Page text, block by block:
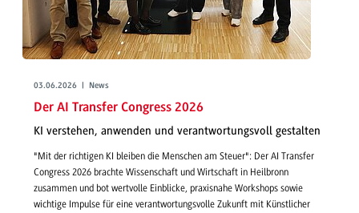
03.06.2026 | News
Der AI Transfer Congress 2026
KI verstehen, anwenden und verantwortungsvoll gestalten
"Mit der richtigen KI bleiben die Menschen am Steuer": Der AI Transfer
Congress 2026 brachte Wissenschaft und Wirtschaft in Heilbronn
zusammen und bot wertvolle Einblicke, praxisnahe Workshops sowie
wichtige Impulse für eine verantwortungsvolle Zukunft mit Künstlicher